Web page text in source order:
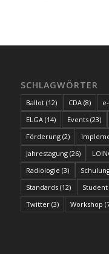
SCHLAGWÖRTER
Ballot(12) CDA(8)
ELGA(14) Events(23)
Förderung(2)
Jahrestagung(26)
Radiologie (3)
Standards(12)
Twitter(3) Workshop